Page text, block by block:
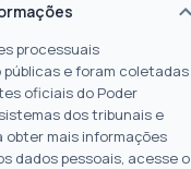
processuais
públicas e foram coletadas
oficiais do Poder
dos tribunais e
obter mais informações
dados pessoais, acesse o